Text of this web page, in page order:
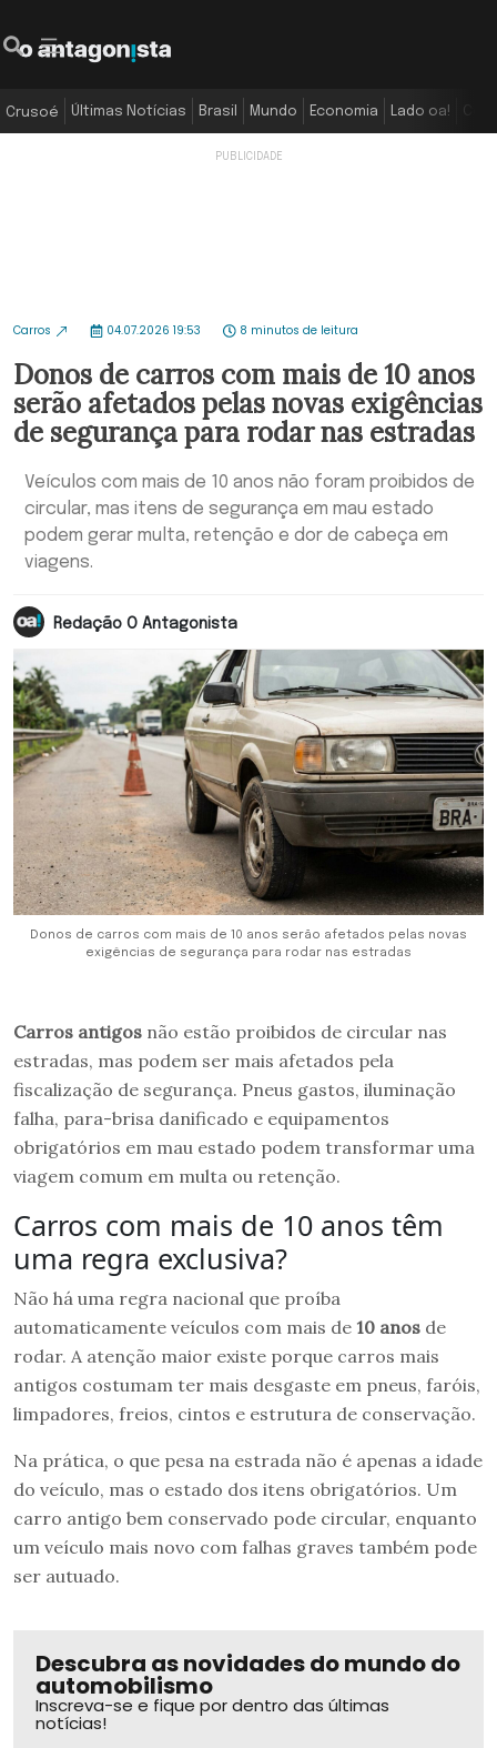
Crusoé Últimas Notícias Brasil Mundo Economia Lado oa!
Carros 04.07.2026 19:53 8 minutos de leitura
Donos de carros com mais de 10 anos
serão afetados pelas novas exigências
de segurança para rodar nas estradas
Veículos com mais de 10 anos não foram proibidos de
circular, mas itens de segurança em mau estado
podem gerar multa, retenção e dor de cabeça em
viagens.
Redação O Antagonista
Donos de carros com mais de 10 anos serão afetados pelas novas
exigências de segurança para rodar nas estradas
Carros antigos não estão proibidos de circular nas
estradas, mas podem ser mais afetados pela
fiscalização de segurança. Pneus gastos, iluminação
falha, para-brisa danificado e equipamentos
obrigatórios em mau estado podem transformar uma
viagem comum em multa ou retenção.
Carros com mais de 10 anos têm
uma regra exclusiva?
Não há uma regra nacional que proíba
automaticamente veículos com mais de 10 anos de
rodar. A atenção maior existe porque carros mais
antigos costumam ter mais desgaste em pneus, faróis,
limpadores, freios, cintos e estrutura de conservação.
Na prática, o que pesa na estrada não é apenas a idade
do veículo, mas o estado dos itens obrigatórios. Um
carro antigo bem conservado pode circular, enquanto
um veículo mais novo com falhas graves também pode
ser autuado.
Descubra as novidades do mundo do
automobilismo
Inscreva-se e fique por dentro das últimas
notícias!